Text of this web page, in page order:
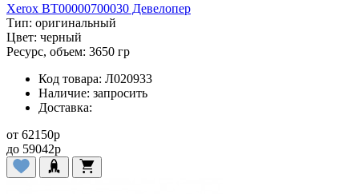
Xerox BT00000700030 Девелопер
Тип: оригинальный
Цвет: черный
Ресурс, объем: 3650 гр
Код товара: Л020933
Наличие: запросить
Доставка:
от 62150p
до 59042p